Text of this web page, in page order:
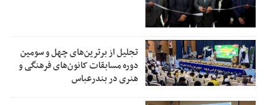
تجلیل از بر‌ترین‌های چهل و سومین
دوره مسابقات کانون‌های فرهنگی و
هنری در بندرعباس